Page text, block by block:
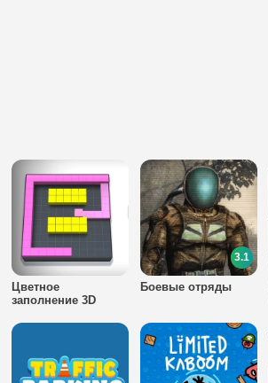
Цветное
заполнение 3D
Боевые отряды
3.1